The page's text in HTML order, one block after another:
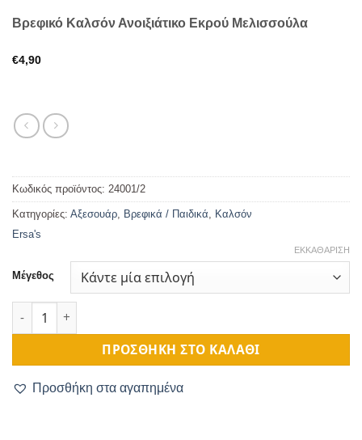
Βρεφικό Καλσόν Ανοιξιάτικο Εκρού Μελισσούλα
€4,90
Κωδικός προϊόντος: 24001/2
Κατηγορίες: Αξεσουάρ Βρεφικά / Παιδικά
Καλσόν
Ersa's
Μέγεθος
ΕΚΚΑΘΆΡΙΣΗ
ΠΡΟΣΘΉΚΗ ΣΤΟ ΚΑΛΆΘΙ
Προσθήκη στα αγαπημένα